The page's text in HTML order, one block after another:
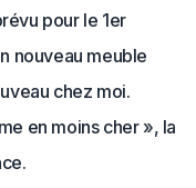
pour le 1er
nouveau meuble
chez moi.
en moins cher », la